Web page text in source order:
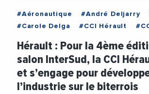
#Aéronautique #André Deljarry
#Carole Delga
#CCI Hérault
#Entreprises
#Formation
#Innovation
#Montpellier
#Numérique
#Purple Campus
#Région Occitanie 1
#Robert
Hérault : Pour la 4ème
salon InterSud, la CCI
et s’engage pour
l’industrie sur le biterrois